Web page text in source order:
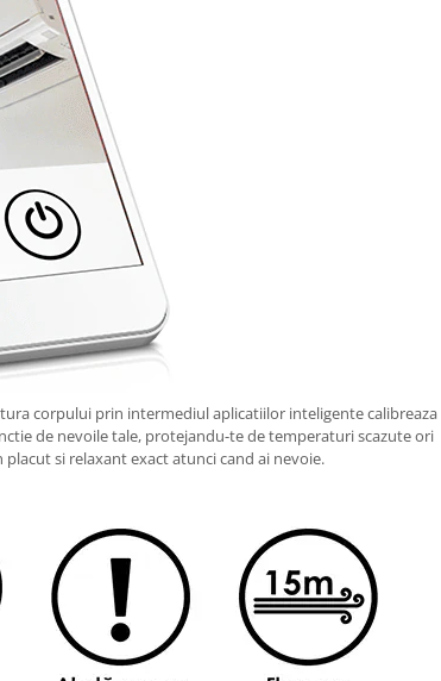
corpului prin intermediul aplicatiilor inteligente calibreaza
de nevoile tale, protejandu-te de temperaturi scazute ori
si relaxant exact atunci cand ai nevoie.